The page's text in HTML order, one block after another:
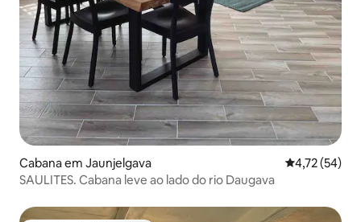
Cabana em Jaunjelgava Classificação
4,72 (54)
SAULITES. Cabana leve ao lado do rio Daugava